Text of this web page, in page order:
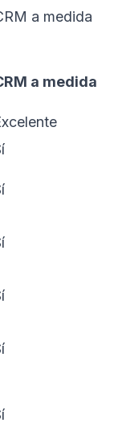
a medida
a medida